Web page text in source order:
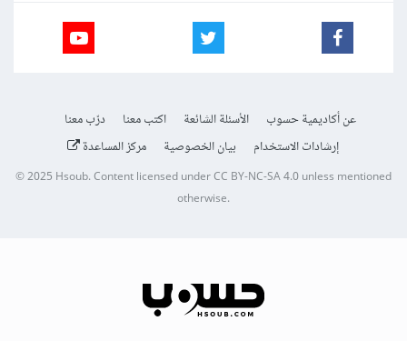
عن أكاديمية حسوب الأسئلة الشائعة اكتب معنا
درّب معنا
إرشادات الاستخدام
بيان الخصوصية مركز المساعدة
© 2025Hsoub.Content licensed underCC BY-NC-SA 4.0unless mentioned
otherwise.